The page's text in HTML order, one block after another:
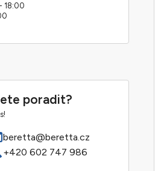
18:00
poradit?
beretta@beretta.cz
+420 602 747 986